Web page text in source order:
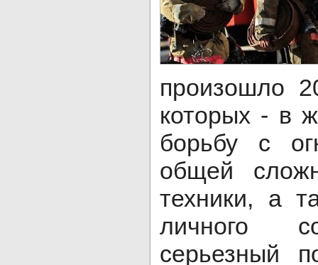
произошло
которых - в
борьбу с
общей
техники, а
личного
серьезный